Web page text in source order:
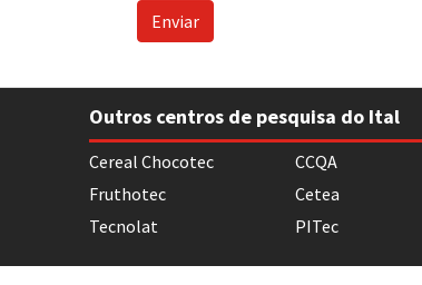
Enviar
Outros centros de pesquisa do Ital
Cereal Chocotec
Fruthotec
Tecnolat
CCQA
Cetea
PITec